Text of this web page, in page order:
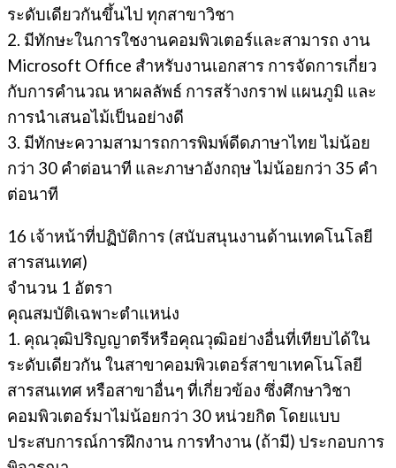
ระดับเดียวกันขึ้นไป ทุกสาขาวิชา
2. มีทักษะในการใชงานคอมพิวเตอร์และสามารถ งาน
Microsoft Office สําหรับงานเอกสาร การจัดการเกี่ยว
กับการคํานวณ หาผลลัพธ์ การสร้างกราฟ แผนภูมิ และ
การนําเสนอไม้เป็นอย่างดี
3. มีทักษะความสามารถการพิมพ์ดีดภาษาไทย ไม่น้อย
กว่า 30 คำต่อนาที และภาษาอังกฤษ ไม่น้อยกว่า 35 คำ
ต่อนาที
16 เจ้าหน้าที่ปฏิบัติการ (สนับสนุนงานด้านเทคโนโลยี
สารสนเทศ)
จํานวน 1 อัตรา
คุณสมบัติเฉพาะตำแหน่ง
1. คุณวุฒิปริญญาตรีหรือคุณวุฒิอย่างอื่นที่เทียบได้ใน
ระดับเดียวกัน ในสาขาคอมพิวเตอร์สาขาเทคโนโลยี
สารสนเทศ หรือสาขาอื่นๆ ที่เกี่ยวข้อง ซึ่งศึกษาวิชา
คอมพิวเตอร์มาไม่น้อยกว่า 30 หน่วยกิต โดยแบบ
ประสบการณ์การฝึกงาน การทํางาน (ถ้ามี) ประกอบการ